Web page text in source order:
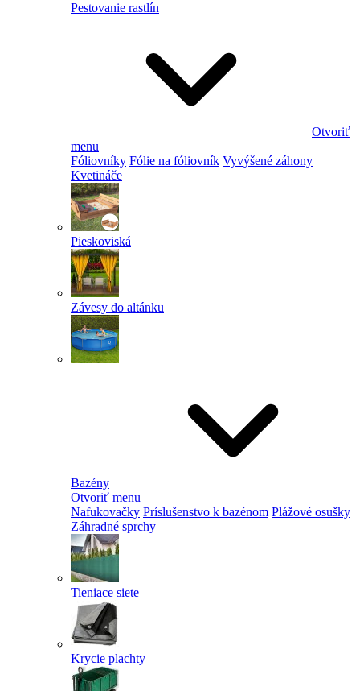
Pestovanie rastlín
Otvoriť
menu
Fóliovníky Fólie na fóliovník Vyvýšené záhony
Kvetináče
Pieskoviská
Závesy do altánku
Bazény
Otvoriť menu
Nafukovačky Príslušenstvo k bazénom Plážové osušky
Záhradné sprchy
Tieniace siete
Krycie plachty